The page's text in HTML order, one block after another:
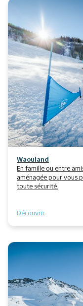
Waouland
En famille ou entre
aménagée pour vous
toute sécurité.
Découvrir